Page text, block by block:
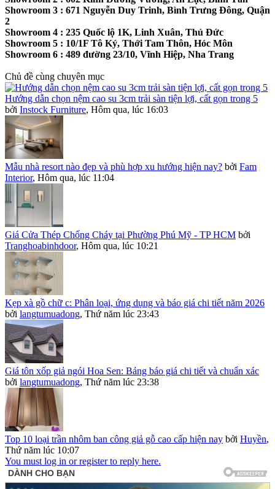
Showroom 3 : 671 Nguyễn Duy Trinh, Bình Trưng Đông, Quận
2
Showroom 4 : 235 Quốc lộ 1K, Linh Xuân, Thủ Đức
Showroom 5 : 10/1F Tô Ký, Thới Tam Thôn, Hóc Môn
Showroom 6 : 489 đường 23/10, Vĩnh Hiệp, Nha Trang
Chủ đề cùng chuyên mục
Hướng dẫn chọn nệm cao su 3cm trải sàn tiện lợi, cất gọn trong 5
bởi Instock Furniture, Hôm qua, lúc 16:03
Mẫu nhà resort nào đẹp và phù hợp xu hướng hiện nay? bởi Fam
Interior, Hôm qua, lúc 11:04
Giá Cửa Thép Chống Cháy tại Phường Phú Mỹ - TP HCM bởi
Tranghoabinhdoor, Hôm qua, lúc 10:21
Kẹp xà gồ chữ c: Phân loại, ứng dụng và báo giá chi tiết năm 2026
bởi langtumuadong, Thứ năm lúc 23:43
Giá tôn xốp giả ngói Hoa Sen: Bảng báo giá chi tiết và chuẩn xác
bởi langtumuadong, Thứ năm lúc 23:38
Top 10 loại trần nhôm ban công giả gỗ cao cấp hiện nay bởi Huyền,
Thứ năm lúc 10:07
You must log in or register to reply here.